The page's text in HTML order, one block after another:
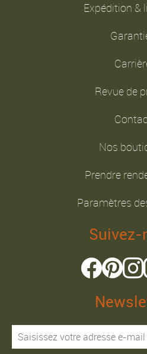
Expédition &
Revue de
Nos
Prendre
Paramètres
Suivez-